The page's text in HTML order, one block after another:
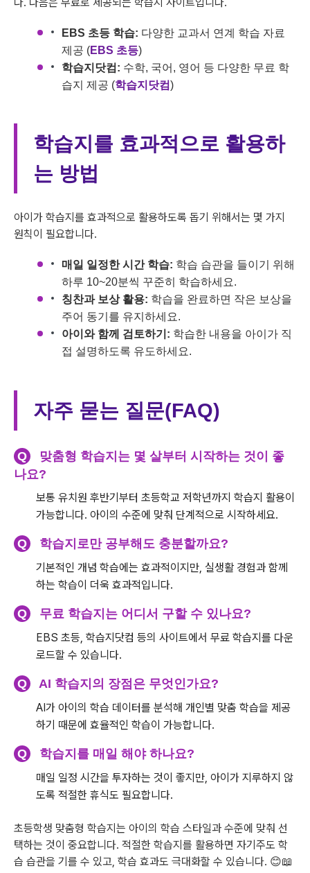
EBS 초등 학습: 다양한 교과서 연계 학습 자료
제공 (EBS 초등)
학습지닷컴: 수학, 국어, 영어 등 다양한 무료 학
습지 제공 (학습지닷컴)
학습지를 효과적으로 활용하
는 방법
아이가 학습지를 효과적으로 활용하도록 돕기 위해서는 몇 가지
원칙이 필요합니다.
매일 일정한 시간 학습: 학습 습관을 들이기 위해
하루 10~20분씩 꾸준히 학습하세요.
칭찬과 보상 활용: 학습을 완료하면 작은 보상을
주어 동기를 유지하세요.
아이와 함께 검토하기: 학습한 내용을 아이가 직
접 설명하도록 유도하세요.
자주 묻는 질문(FAQ)
Q
맞춤형 학습지는 몇 살부터 시작하는 것이 좋
나요?
보통 유치원 후반기부터 초등학교 저학년까지 학습지 활용이
가능합니다. 아이의 수준에 맞춰 단계적으로 시작하세요.
Q 학습지로만 공부해도 충분할까요?
기본적인 개념 학습에는 효과적이지만, 실생활 경험과 함께
하는 학습이 더욱 효과적입니다.
Q 무료 학습지는 어디서 구할 수 있나요?
EBS 초등, 학습지닷컴 등의 사이트에서 무료 학습지를 다운
로드할 수 있습니다.
Q AI 학습지의 장점은 무엇인가요?
AI가 아이의 학습 데이터를 분석해 개인별 맞춤 학습을 제공
하기 때문에 효율적인 학습이 가능합니다.
Q 학습지를 매일 해야 하나요?
매일 일정 시간을 투자하는 것이 좋지만, 아이가 지루하지 않
도록 적절한 휴식도 필요합니다.
초등학생 맞춤형 학습지는 아이의 학습 스타일과 수준에 맞춰 선
택하는 것이 중요합니다. 적절한 학습지를 활용하면 자기주도 학
습 습관을 기를 수 있고, 학습 효과도 극대화할 수 있습니다. 😊📖